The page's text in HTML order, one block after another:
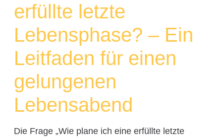
erfüllte letzte
Lebensphase? – Ein
Leitfaden für einen
gelungenen
Lebensabend
Die Frage „Wie plane ich eine erfüllte letzte